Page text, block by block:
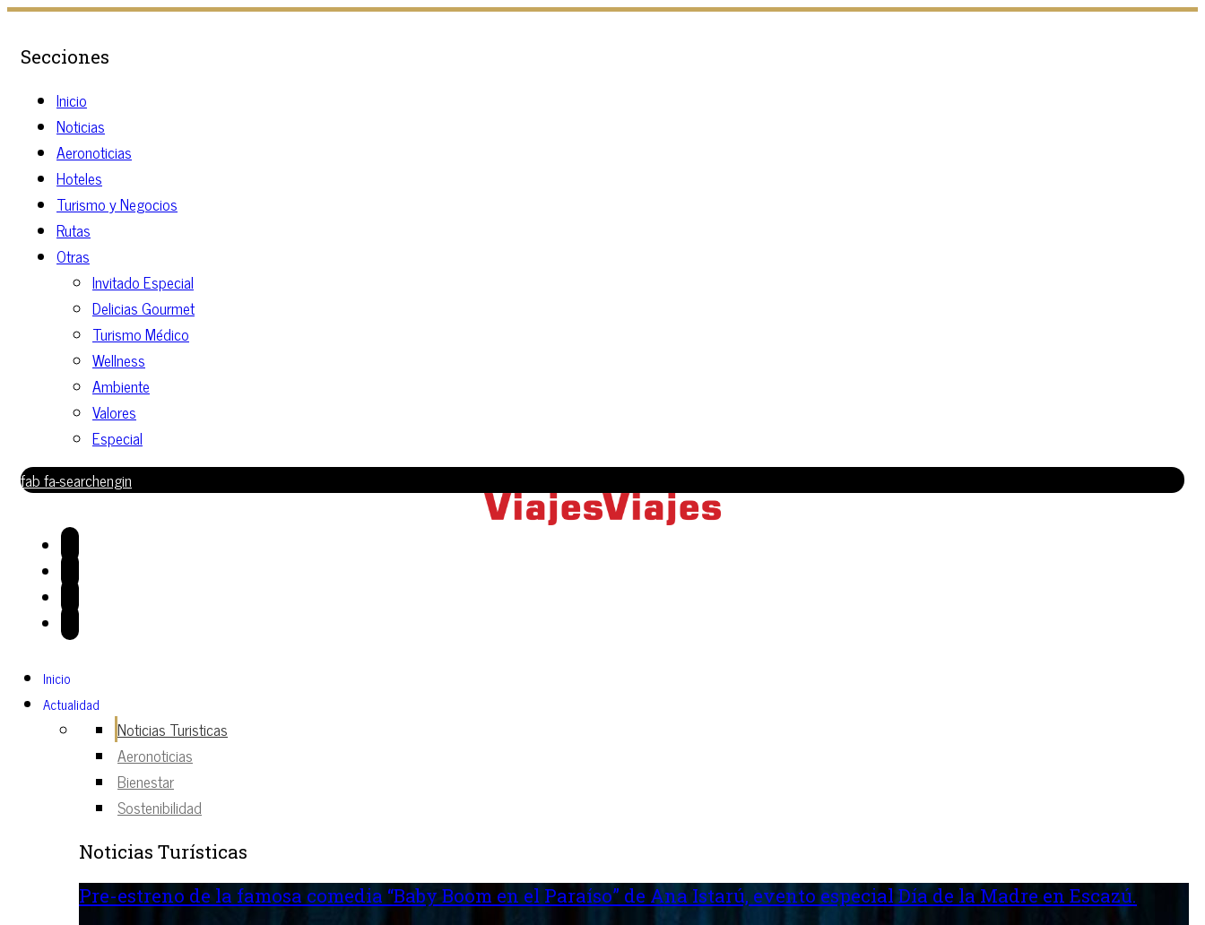
Secciones
Inicio
Noticias
Aeronoticias
Hoteles
Turismo y Negocios
Rutas
Otras
Invitado Especial
Delicias Gourmet
Turismo Médico
Wellness
Ambiente
Valores
Especial
fab fa-searchengin
Inicio
Actualidad
Noticias Turisticas
Aeronoticias
Bienestar
Sostenibilidad
Noticias Turísticas
Pre-estreno de la famosa comedia “Baby Boom en el Paraíso” de Ana Istarú, evento especial Día de la Madre en Escazú.